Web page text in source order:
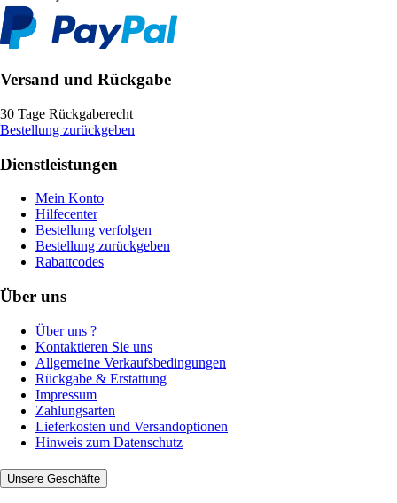
Versand und Rückgabe
30 Tage Rückgaberecht
Bestellung zurückgeben
Dienstleistungen
Mein Konto
Hilfecenter
Bestellung verfolgen
Bestellung zurückgeben
Rabattcodes
Über uns
Über uns ?
Kontaktieren Sie uns
Allgemeine Verkaufsbedingungen
Rückgabe & Erstattung
Impressum
Zahlungsarten
Lieferkosten und Versandoptionen
Hinweis zum Datenschutz
Unsere Geschäfte